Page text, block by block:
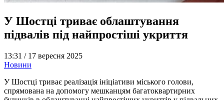
У Шостці триває облаштування
підвалів під найпростіші укриття
13:31 / 17 вересня 2025
Новини
У Шостці триває реалізація ініціативи міського голови,
спрямована на допомогу мешканцям багатоквартирних